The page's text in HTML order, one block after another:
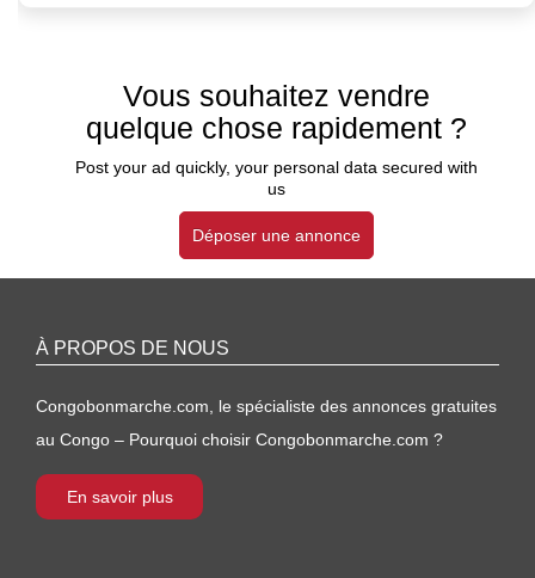
Vous souhaitez vendre
quelque chose rapidement ?
Post your ad quickly, your personal data secured with
us
Déposer une annonce
À PROPOS DE NOUS
Congobonmarche.com, le spécialiste des annonces gratuites
au Congo – Pourquoi choisir Congobonmarche.com ?
En savoir plus